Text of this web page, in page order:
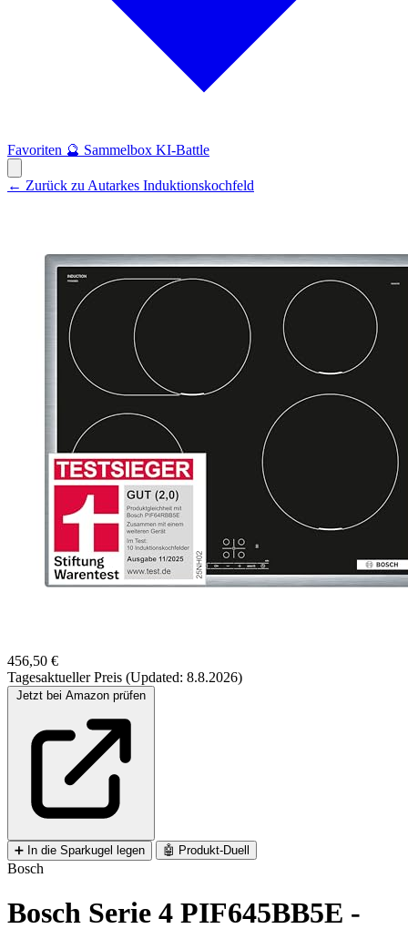
Favoriten 🔮 Sammelbox KI-Battle
← Zurück zu Autarkes Induktionskochfeld
456,50 €
Tagesaktueller Preis (Updated: 8.8.2026)
➕ In die Sparkugel legen 🤖 Produkt-Duell
Bosch
Bosch Serie 4 PIF645BB5E -